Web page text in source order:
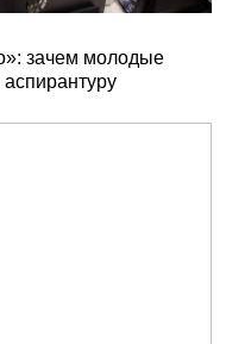
зачем молодые